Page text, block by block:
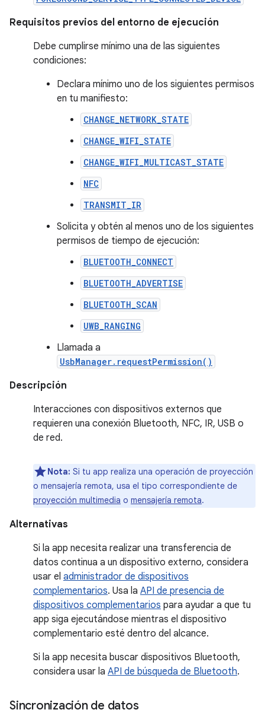
Requisitos previos del entorno de ejecución
Debe cumplirse mínimo una de las siguientes
condiciones:
Declara mínimo uno de los siguientes permisos
en tu manifiesto:
CHANGE_NETWORK_STATE
CHANGE_WIFI_STATE
CHANGE_WIFI_MULTICAST_STATE
NFC
TRANSMIT_IR
Solicita y obtén al menos uno de los siguientes
permisos de tiempo de ejecución:
BLUETOOTH_CONNECT
BLUETOOTH_ADVERTISE
BLUETOOTH_SCAN
UWB_RANGING
Llamada a
UsbManager.requestPermission()
Descripción
Interacciones con dispositivos externos que
requieren una conexión Bluetooth, NFC, IR, USB o
de red.
Nota: Si tu app realiza una operación de proyección
o mensajería remota, usa el tipo correspondiente de
proyección multimedia o mensajería remota.
Alternativas
Si la app necesita realizar una transferencia de
datos continua a un dispositivo externo, considera
usar el administrador de dispositivos
complementarios. Usa la API de presencia de
dispositivos complementarios para ayudar a que tu
app siga ejecutándose mientras el dispositivo
complementario esté dentro del alcance.
Si la app necesita buscar dispositivos Bluetooth,
considera usar la API de búsqueda de Bluetooth.
Sincronización de datos